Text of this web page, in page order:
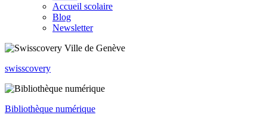
Accueil scolaire
Blog
Newsletter
swisscovery
Bibliothèque numérique